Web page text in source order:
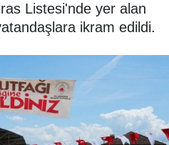
Listesi'nde yer alan
ikram edildi.